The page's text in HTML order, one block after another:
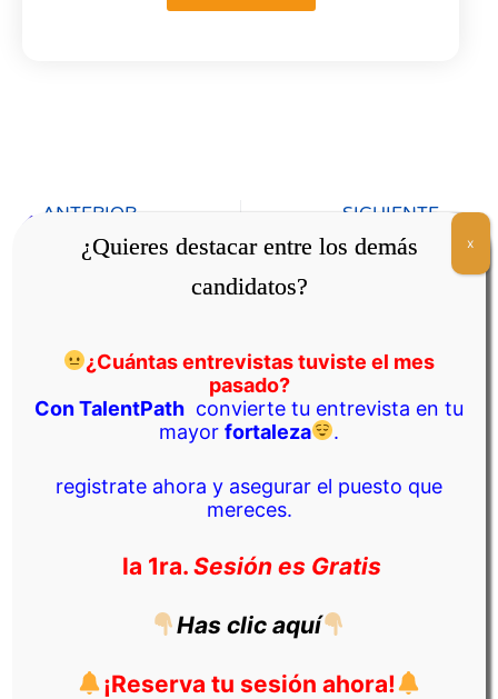
ANTERIOR
Jefe(a) de Supervisión de Sucursal
SIGUIENTE
Mas Para Explorar
Cochabamba
¿Quieres destacar entre los demás
candidatos?
¿Cuántas entrevistas tuviste el mes
pasado?
Con TalentPath convierte tu entrevista en tu
mayor fortaleza .
registrate ahora y asegurar el puesto que
mereces.
la 1ra. Sesión es Gratis
Has clic aquí
¡Reserva tu sesión ahora!
x